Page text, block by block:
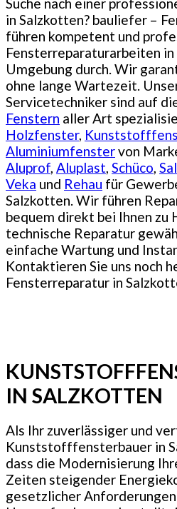
in Salzkotten? bauliefer –
führen kompetent und
Fensterreparaturarbeiten in
Umgebung durch. Wir
ohne lange Wartezeit.
Servicetechniker sind auf
Fenstern aller Art
Holzfenster,
Aluminiumfenstervon
Aluprof, Aluplast, Schüco,
Veka und Rehau für
Salzkotten. Wir führen
bequem direkt bei Ihnen zu
technische Reparatur
einfache Wartung und
Kontaktieren Sie uns noch
Fensterreparatur in
IN SALZKOTTEN
Als Ihr zuverlässiger und
Kunststofffensterbauer in
dass die Modernisierung
Zeiten steigender
gesetzlicher